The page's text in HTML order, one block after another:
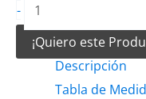
-
de
Futbol
Negro
¡Quiero este
Descripción
Tabla de